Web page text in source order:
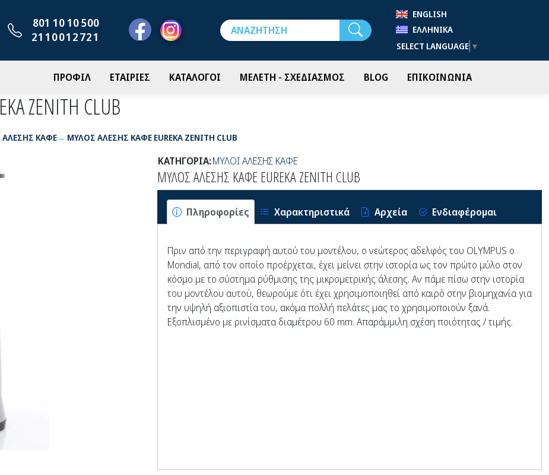
801 10 10 500
2110012721
ENGLISH
ΕΛΛΗΝΙΚΆ
SELECT LANGUAGE ▼
ΠΡΟΦΙΛ ΕΤΑΙΡΙΕΣ ΚΑΤΑΛΟΓΟΙ ΜΕΛΕΤΗ - ΣΧΕΔΙΑΣΜΟΣ BLOG ΕΠΙΚΟΙΝΩΝΙΑ
ZENITH CLUB
ΑΛΕΣΗΣ ΚΑΦΕ ΜΥΛΟΣ ΑΛΕΣΗΣ ΚΑΦΕ EUREKA ZENITH CLUB
ΚΑΤΗΓΟΡΙΑ:ΜΥΛΟΙ ΑΛΕΣΗΣ ΚΑΦΕ
ΜΥΛΟΣ ΑΛΕΣΗΣ ΚΑΦΕ EUREKA ZENITH CLUB
Πληροφορίες Χαρακτηριστικά Αρχεία Ενδιαφέρομαι
Πριν από την περιγραφή αυτού του μοντέλου, ο νεώτερος αδελφός του OLYMPUS ο
Mondial, από τον οποίο προέρχεται, έχει μείνει στην ιστορία ως τον πρώτο μύλο στον
κόσμο με το σύστημα ρύθμισης της μικρομετρικής άλεσης. Αν πάμε πίσω στην ιστορία
του μοντέλου αυτού, θεωρούμε ότι έχει χρησιμοποιηθεί από καιρό στην βιομηχανία για
την υψηλή αξιοπιστία του, ακόμα πολλή πελάτες μας το χρησιμοποιούν ξανά.
Εξοπλισμένο με ρινίσματα διαμέτρου 60 mm. Απαράμμιλη σχέση ποιότητας / τιμής.